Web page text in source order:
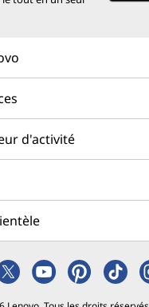
d'activité